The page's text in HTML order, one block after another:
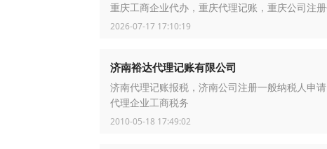
重庆工商企业代办，重庆代理记账，重庆公司注
2026-07-17 17:10:19
济南裕达代理记账有限公司
济南代理记账报税，济南公司注册一般纳税人申
代理企业工商税务
2010-05-18 17:49:02